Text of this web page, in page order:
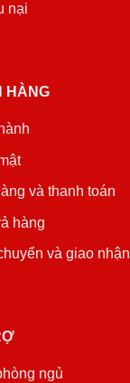
nại
HÀNG
và thanh toán
hàng
và giao nhận
ngủ